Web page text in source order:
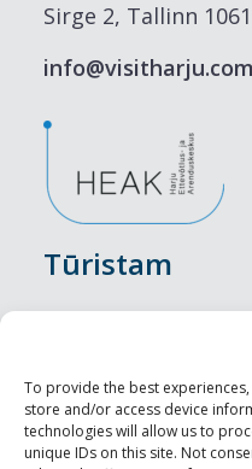
To provide the best
store and/or access device
technologies will allow us to
unique IDs on this site. Not
Sirge 2, Tallinn
info@visitharju.com
Tūristam
Nakšņošana
Vietas maltītei